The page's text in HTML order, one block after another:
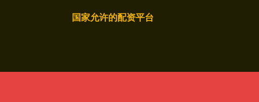
国家允许的配资平台